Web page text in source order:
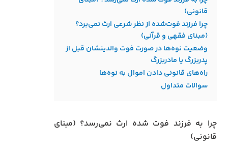
قانونی)
چرا فرزند فوت‌شده از نظر شرعی ارث نمی‌برد؟
(مبنای فقهی و قرآنی)
وضعیت نوه‌ها در صورت فوت والدینشان قبل از
پدربزرگ یا مادربزرگ
راه‌های قانونی دادن اموال به نوه‌ها
سوالات متداول
چرا به فرزند فوت‌ شده ارث نمی‌رسد؟ (مبنای
قانونی)